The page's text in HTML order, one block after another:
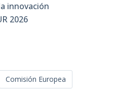
innovación
2026
Comisión Europea